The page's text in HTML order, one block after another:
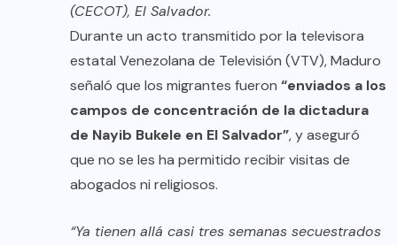
(CECOT), El Salvador.
Durante un acto transmitido por la televisora
estatal Venezolana de Televisión (VTV), Maduro
señaló que los migrantes fueron “enviados a los
campos de concentración de la dictadura
de Nayib Bukele en El Salvador”, y aseguró
que no se les ha permitido recibir visitas de
abogados ni religiosos.
“Ya tienen allá casi tres semanas secuestrados